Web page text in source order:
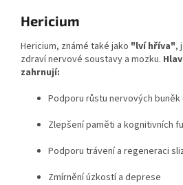
Hericium
Hericium, známé také jako "lví hříva",
zdraví nervové soustavy a mozku.
zahrnují:
Podporu růstu nervových buněk
Zlepšení paměti a kognitivních
Podporu trávení a regeneraci
Zmírnění úzkostí a deprese